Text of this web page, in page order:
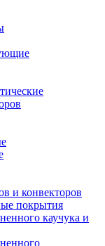
и конвекторов
покрытия
каучука и